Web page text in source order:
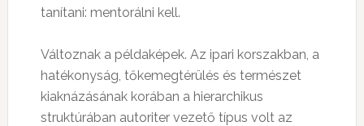
tanítani: mentorálni kell.
Változnak a példaképek. Az ipari korszakban, a
hatékonyság, tőkemegtérülés és természet
kiaknázásának korában a hierarchikus
struktúrában autoriter vezető típus volt az